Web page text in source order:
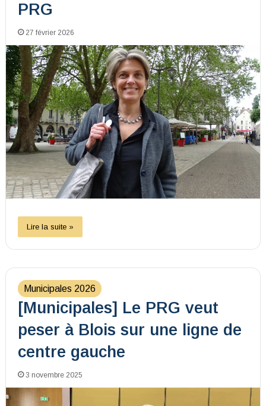
PRG
27 février 2026
Lire la suite »
Municipales 2026
[Municipales] Le PRG veut
peser à Blois sur une ligne de
centre gauche
3 novembre 2025